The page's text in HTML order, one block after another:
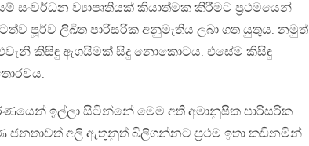
සංවර්ධන ව්‍යාපෘතියක් කියාත්මක කිරීමට ප්‍රථමයෙන්
පූර්ව ලිඛිත පාරිසරික අනුමැතිය ලබා ගත යුතුය. නමුත්
කිසිඳු ඇගයීමක් සිදු නොකොටය. එසේම කිසිඳු
ඉල්ලා සිටින්නේ මෙම අති අමානුෂික පාරිසරික
ජනතාවත් අලි ඇතුනුත් බිලිගන්නට ප්‍රථම ඉතා කඩිනමින්